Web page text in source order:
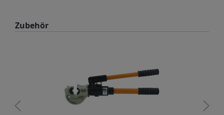
Produktgalerie überspringen
Zubehör